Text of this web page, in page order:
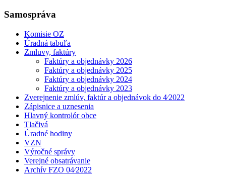
Samospráva
Komisie OZ
Úradná tabuľa
Zmluvy, faktúry
Faktúry a objednávky 2026
Faktúry a objednávky 2025
Faktúry a objednávky 2024
Faktúry a objednávky 2023
Zverejnenie zmlúv, faktúr a objednávok do 4⁄2022
Zápisnice a uznesenia
Hlavný kontrolór obce
Tlačivá
Úradné hodiny
VZN
Výročné správy
Verejné obsatrávanie
Archív FZO 04⁄2022